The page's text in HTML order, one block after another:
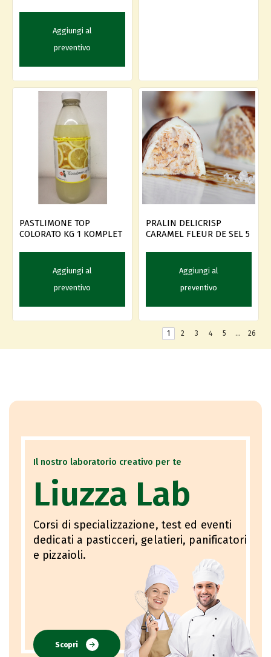
Aggiungi al
preventivo
PASTLIMONE TOP
COLORATO KG 1 KOMPLET
Aggiungi al
preventivo
PRALIN DELICRISP
CARAMEL FLEUR DE SEL 5
Aggiungi al
preventivo
1 2 3 4 5 … 26
Il nostro laboratorio creativo per te
Liuzza Lab
Corsi di specializzazione, test ed eventi
dedicati a pasticceri, gelatieri, panificatori
e pizzaioli.
Scopri